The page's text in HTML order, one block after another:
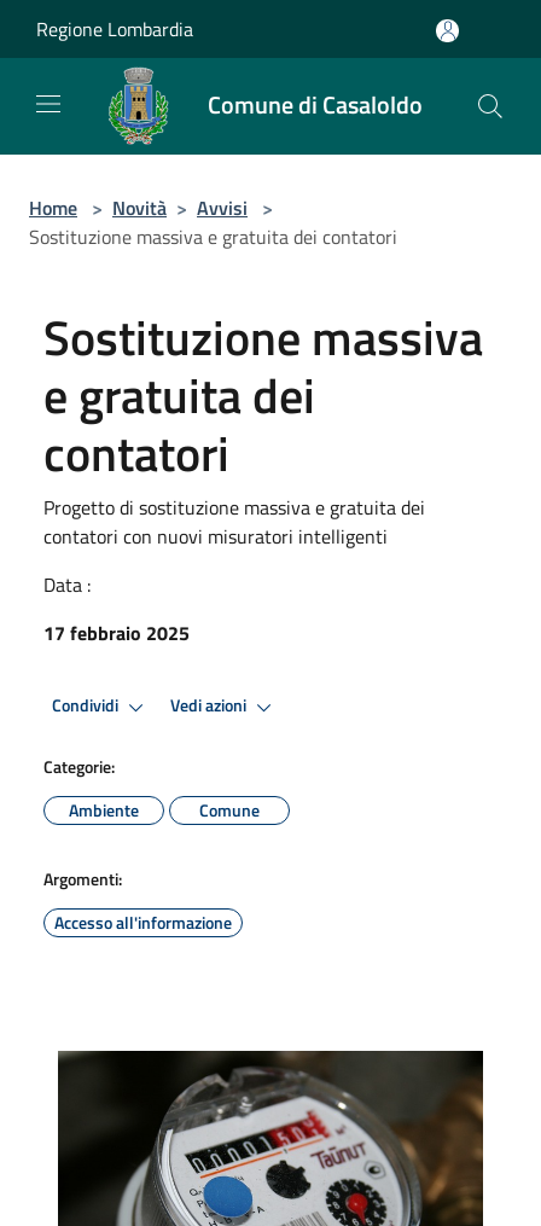
Regione Lombardia
Comune di Casaloldo
Home > Novità > Avvisi >
Sostituzione massiva e gratuita dei contatori
Sostituzione massiva
e gratuita dei
contatori
Progetto di sostituzione massiva e gratuita dei
contatori con nuovi misuratori intelligenti
Data :
17 febbraio 2025
Condividi Vedi azioni
Categorie:
Ambiente
Comune
Argomenti:
Accesso all'informazione